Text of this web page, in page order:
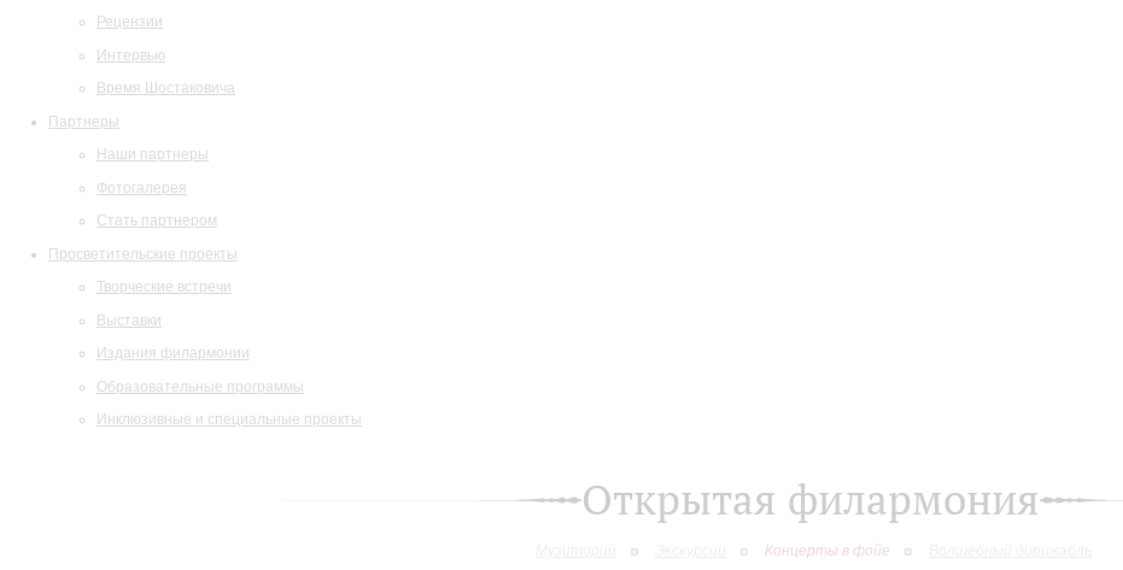
Рецензии
Интервью
Время Шостаковича
Партнеры
Наши партнеры
Фотогалерея
Стать партнером
Просветительские проекты
Творческие встречи
Выставки
Издания филармонии
Образовательные программы
Инклюзивные и специальные проекты
Открытая филармония
Концерты в фойе